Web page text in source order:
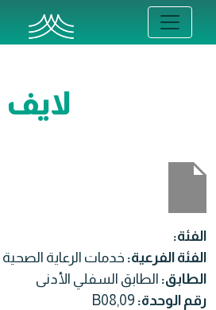
لايف
الفئة:
الفئة الفرعية: خدمات الرعاية الصحية
الطابق: الطابق السفلي الأدنى
رقم الوحدة: B08,09